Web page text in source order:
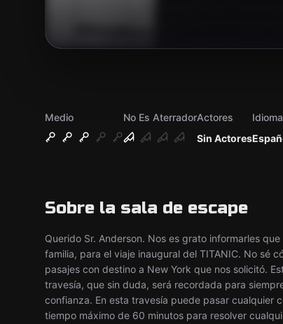
Medio
No Es Aterrador
Sin Actores
Actores
Sobre la sala de escape
Querido Sr. Anderson. Nos es grato informarles
familia, para el viaje inaugural del TITANIC. No sé
pasajes con destino a New York que nos solicitó.
travesía, que sin duda, será recordada para
confianza. En esta travesía puede pasar cualquier
tiempo máximo de 60 minutos para resolver